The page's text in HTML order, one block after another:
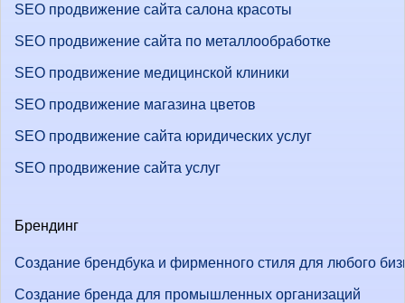
SEO продвижение сайта салона красоты
SEO продвижение сайта по металлообработке
SEO продвижение медицинской клиники
SEO продвижение магазина цветов
SEO продвижение сайта юридических услуг
SEO продвижение сайта услуг
Брендинг
Создание брендбука и фирменного стиля для любого
Создание бренда для промышленных организаций